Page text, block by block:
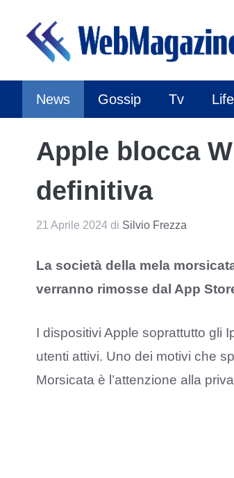
contenuto
News Gossip Tv
Apple blocca
definitiva
21 Aprile 2024 di Silvio Frezza
La società della mela
verranno rimosse dal App
I dispositivi Apple soprattutto gli
utenti attivi. Uno dei motivi che
Morsicata è l’attenzione alla